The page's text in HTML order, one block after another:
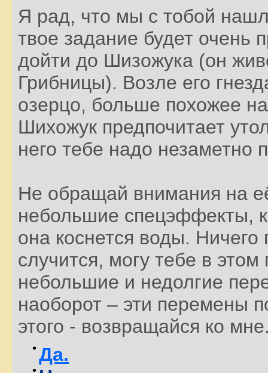
Я рад, что мы с тобой
твое задание будет очень
дойти до Шизожука (он
Грибницы). Возле его
озерцо, больше похожее
Шихожук предпочитает
него тебе надо незаметно
Не обращай внимания на
небольшие спецэффекты,
она коснется воды. Ничего
случится, могу тебе в
небольшие и недолгие
наоборот – эти перемены
этого - возвращайся ко
Да.